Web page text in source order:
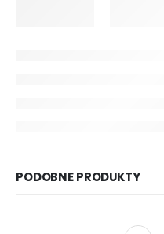
PODOBNE PRODUKTY